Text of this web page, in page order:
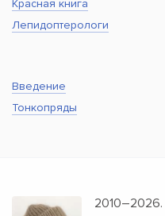
Красная книга
Лепидоптерологи
Введение
Тонкопряды
2010–2026.